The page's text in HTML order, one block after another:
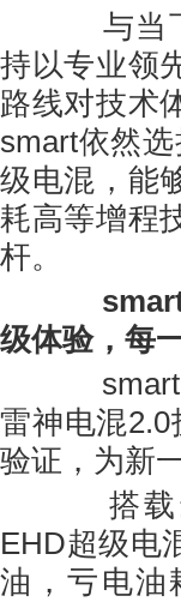
与当下
持以专业领
路线对技术
smart依然
级电混，能
耗高等增程
杆。
级体验，每
smart
雷神电混
验证，为新
搭载最
EHD超级电
油，亏电油